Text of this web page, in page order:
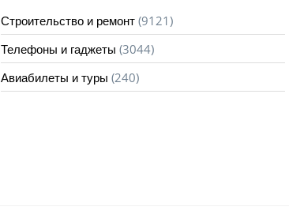
Строительство и ремонт (9121)
Телефоны и гаджеты (3044)
Авиабилеты и туры (240)